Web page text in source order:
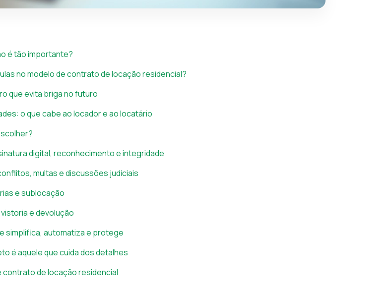
é tão importante?
no modelo de contrato de locação residencial?
que evita briga no futuro
o que cabe ao locador e ao locatário
digital, reconhecimento e integridade
multas e discussões judiciais
e sublocação
e devolução
simplifica, automatiza e protege
é aquele que cuida dos detalhes
de locação residencial